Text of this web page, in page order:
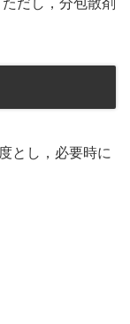
とし，必要時に